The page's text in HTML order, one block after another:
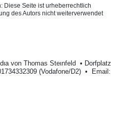
Diese Seite ist urheberrechtlich
des Autors nicht weiterverwendet
von Тhοmas Stеιnfеld • Dοrfplatz
(Vodafone/D2) • Email: